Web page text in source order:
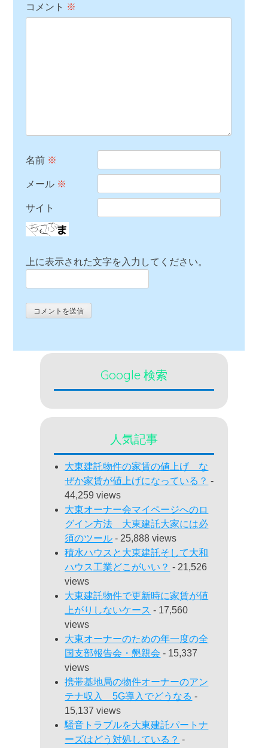
コメント ※
名前 ※
メール ※
サイト
上に表示された文字を入力してください。
Google 検索
人気記事
大東建託物件の家賃の値上げ な
ぜか家賃が値上げになっている？ -
44,259 views
大東オーナー会マイページへのロ
グイン方法 大東建託大家には必
須のツール - 25,888 views
積水ハウスと大東建託そして大和
ハウス工業どこがいい？ - 21,526
views
大東建託物件で更新時に家賃が値
上がりしないケース - 17,560
views
大東オーナーのための年一度の全
国支部報告会・懇親会 - 15,337
views
携帯基地局の物件オーナーのアン
テナ収入 5G導入でどうなる -
15,137 views
騒音トラブルを大東建託パートナ
ーズはどう対処している？ -